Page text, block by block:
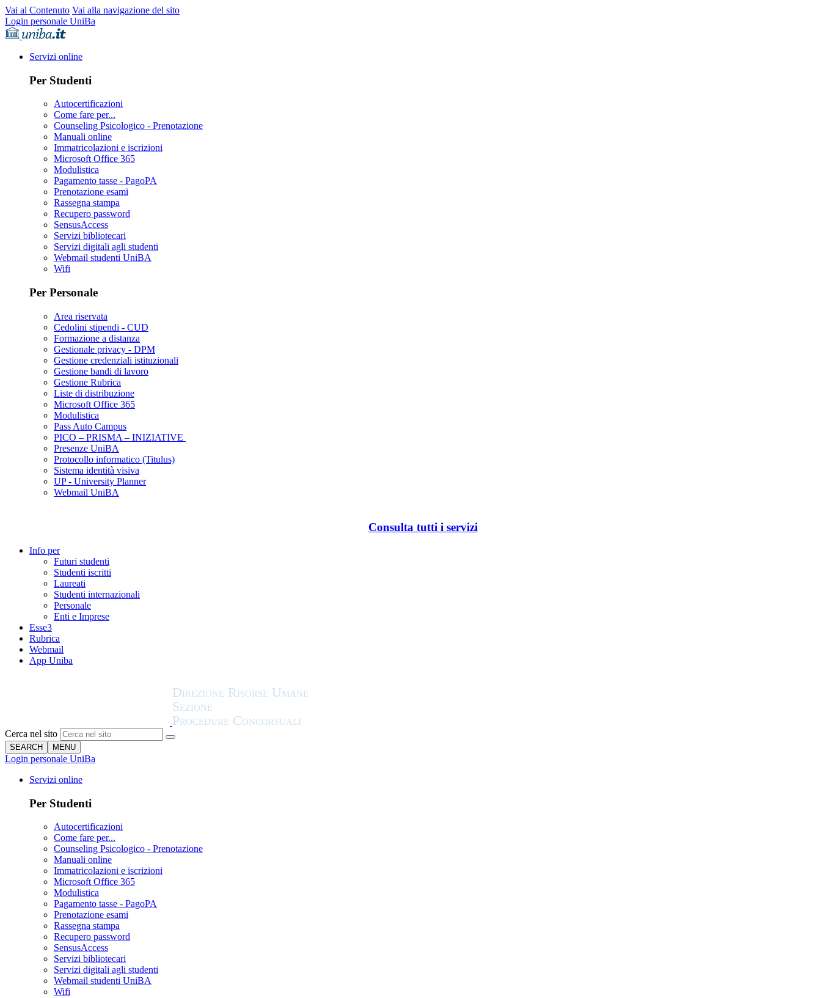
Vai al Contenuto Vai alla navigazione del sito
Login personale UniBa
Servizi online
Per Studenti
Autocertificazioni
Come fare per...
Counseling Psicologico - Prenotazione
Manuali online
Immatricolazioni e iscrizioni
Microsoft Office 365
Modulistica
Pagamento tasse - PagoPA
Prenotazione esami
Rassegna stampa
Recupero password
SensusAccess
Servizi bibliotecari
Servizi digitali agli studenti
Webmail studenti UniBA
Wifi
Per Personale
Area riservata
Cedolini stipendi - CUD
Formazione a distanza
Gestionale privacy - DPM
Gestione credenziali istituzionali
Gestione bandi di lavoro
Gestione Rubrica
Liste di distribuzione
Microsoft Office 365
Modulistica
Pass Auto Campus
PICO – PRISMA – INIZIATIVE
Presenze UniBA
Protocollo informatico (Titulus)
Sistema identità visiva
UP - University Planner
Webmail UniBA
Consulta tutti i servizi
Info per
Futuri studenti
Studenti iscritti
Laureati
Studenti internazionali
Personale
Enti e Imprese
Esse3
Rubrica
Webmail
App Uniba
Cerca nel sito
SEARCH MENU
Login personale UniBa
Servizi online
Per Studenti
Autocertificazioni
Come fare per...
Counseling Psicologico - Prenotazione
Manuali online
Immatricolazioni e iscrizioni
Microsoft Office 365
Modulistica
Pagamento tasse - PagoPA
Prenotazione esami
Rassegna stampa
Recupero password
SensusAccess
Servizi bibliotecari
Servizi digitali agli studenti
Webmail studenti UniBA
Wifi